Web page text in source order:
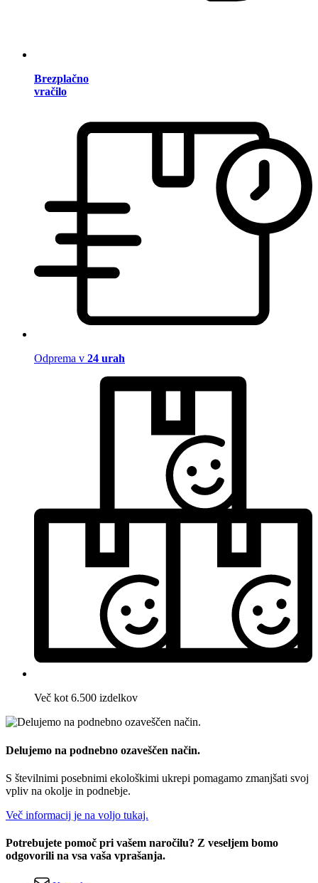
Brezplačno
vračilo
Odprema v 24 urah
Več kot 6.500 izdelkov
Delujemo na podnebno ozaveščen način.
S številnimi posebnimi ekološkimi ukrepi pomagamo zmanjšati svoj
vpliv na okolje in podnebje.
Več informacij je na voljo tukaj.
Potrebujete pomoč pri vašem naročilu? Z veseljem bomo
odgovorili na vsa vaša vprašanja.